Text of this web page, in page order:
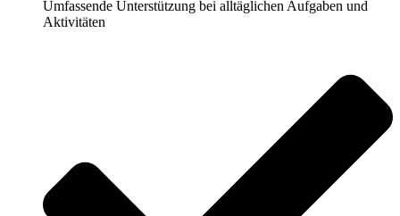
Umfassende Unterstützung bei alltäglichen Aufgaben und
Aktivitäten